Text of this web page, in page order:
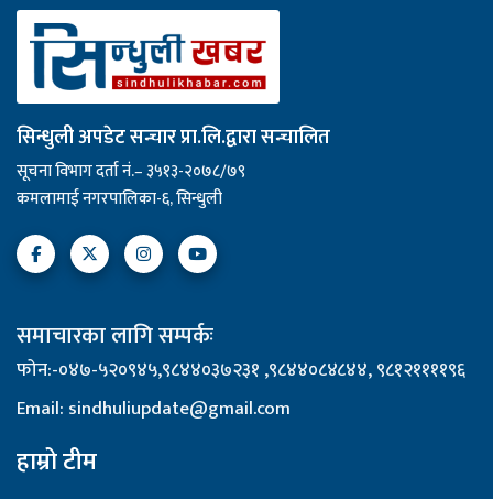
सिन्धुली अपडेट सन्चार प्रा.लि.द्वारा सन्चालित
सूचना विभाग दर्ता नं.– ३५१३-२०७८/७९
कमलामाई नगरपालिका-६, सिन्धुली
समाचारका लागि सम्पर्कः
फोन:-०४७-५२०९४५,९८४४०३७२३१ ,९८४४०८४८४४, ९८१२११११९६
Email: sindhuliupdate@gmail.com
हाम्रो टीम